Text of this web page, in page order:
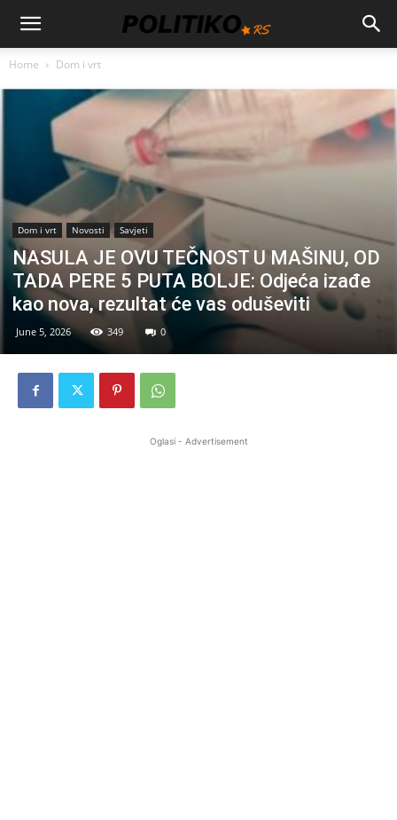
Home Dom i vrt
Dom i vrt Novosti Savjeti
NASULA JE OVU TEČNOST U MAŠINU, OD
TADA PERE 5 PUTA BOLJE: Odjeća izađe
kao nova, rezultat će vas oduševiti
June 5, 2026 349 0
Oglasi - Advertisement